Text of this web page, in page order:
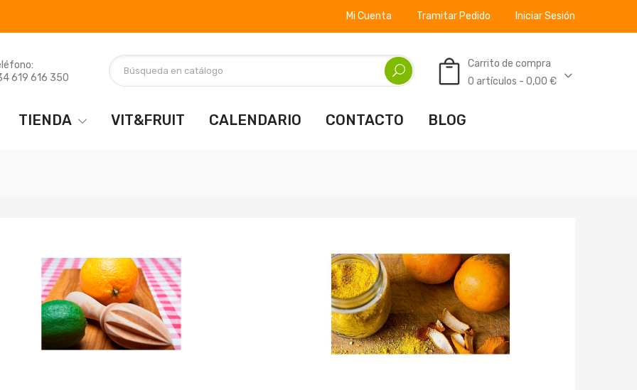
Mi Cuenta Tramitar Pedido Iniciar Sesión
Carrito de compra
0 artículos - 0,00 €
619 616 350
TIENDA VIT&FRUIT CALENDARIO CONTACTO BLOG